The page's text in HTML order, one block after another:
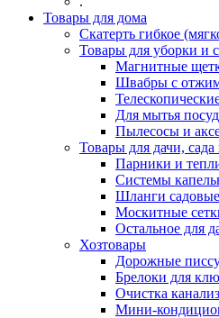
Товары для дома
Скатерть гибкое
Товары для уборки и
Магнитные
Швабры с
Для мытья
Пылесосы и
Товары для дачи, сада
Парники и
Системы
Шланги садовые
Москитные
Остальное для
Хозтовары
Дорожные
Брелоки для
Очистка
Мини-